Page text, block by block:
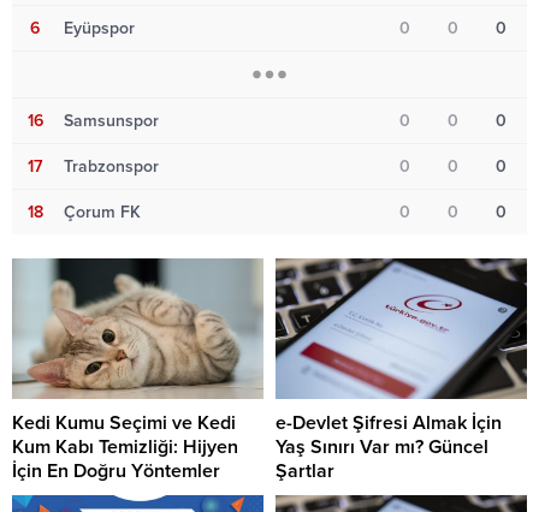
6 Eyüpspor 0 0 0
16 Samsunspor 0 0 0
17 Trabzonspor 0 0 0
18 Çorum FK 0 0 0
Kedi Kumu Seçimi ve Kedi
Kum Kabı Temizliği: Hijyen
İçin En Doğru Yöntemler
e-Devlet Şifresi Almak İçin
Yaş Sınırı Var mı? Güncel
Şartlar